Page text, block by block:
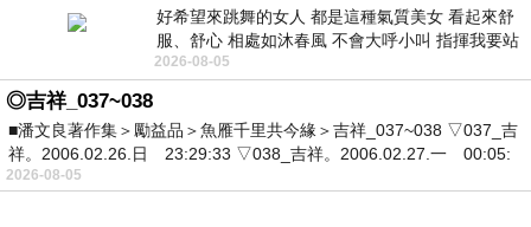
好希望來跳舞的女人 都是這種氣質美女 看起來舒
服、舒心 相處如沐春風 不會大呼小叫 指揮我要站
哪個位子 妳老幾？？
2026-08-05
◎吉祥_037~038
■潘文良著作集＞勵益品＞魚雁千里共今緣＞吉祥_037~038 ▽037_吉
祥。2006.02.26.日 23:29:33 ▽038_吉祥。2006.02.27.一 00:05:
2026-08-05